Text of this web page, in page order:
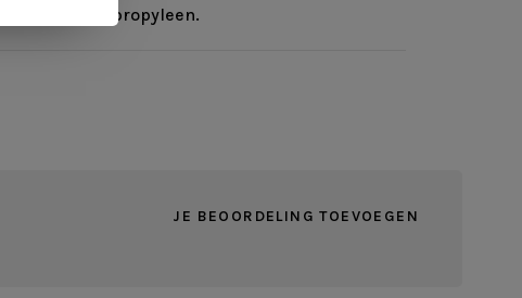
hout en polypropyleen.
JE BEOORDELING TOEVOEGEN